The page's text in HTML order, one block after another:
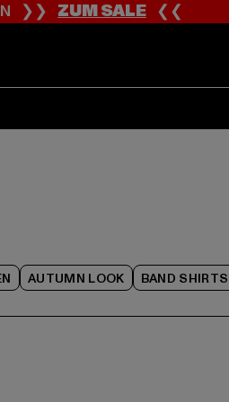
❯❯ZUM SALE❮❮
AUTUMN LOOK BAND SHIRTS